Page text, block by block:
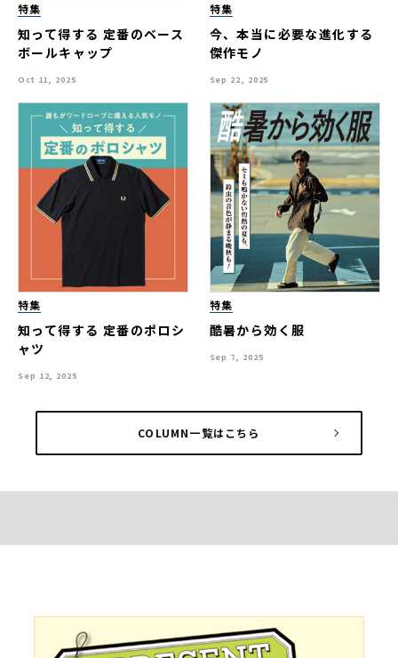
特集
知って得する 定番のベース
ボールキャップ
Oct 11, 2025
特集
今、本当に必要な進化する
傑作モノ
Sep 22, 2025
特集
知って得する 定番のポロシ
ャツ
Sep 12, 2025
特集
酷暑から効く服
Sep 7, 2025
COLUMN一覧はこちら